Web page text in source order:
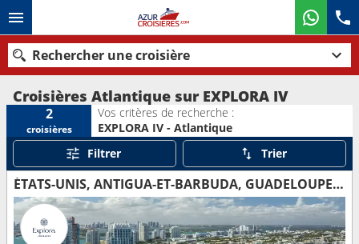
Rechercher une croisière
Nos destinations
Mois de départ
Ports Compagnies
Croisières Atlantique sur EXPLORA IV
2
croisières
Vos critères de recherche :
EXPLORA IV - Atlantique
Filtrer Trier
ÉTATS-UNIS, ANTIGUA-ET-BARBUDA, GUADELOUPE, PORTO RICO